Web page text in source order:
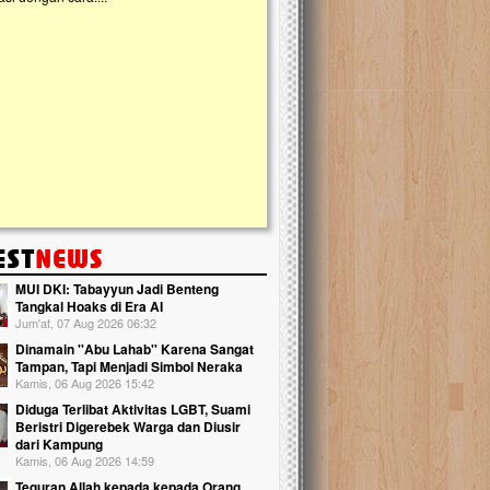
kanak Islam Terpadu (TKIT) An Najjah
Gedung Majelis Taklim di Jonggol,...
MUI DKI: Tabayyun Jadi Benteng
Tangkal Hoaks di Era AI
Jum'at, 07 Aug 2026 06:32
Dinamain ''Abu Lahab'' Karena Sangat
Tampan, Tapi Menjadi Simbol Neraka
Kamis, 06 Aug 2026 15:42
Diduga Terlibat Aktivitas LGBT, Suami
Beristri Digerebek Warga dan Diusir
dari Kampung
Kamis, 06 Aug 2026 14:59